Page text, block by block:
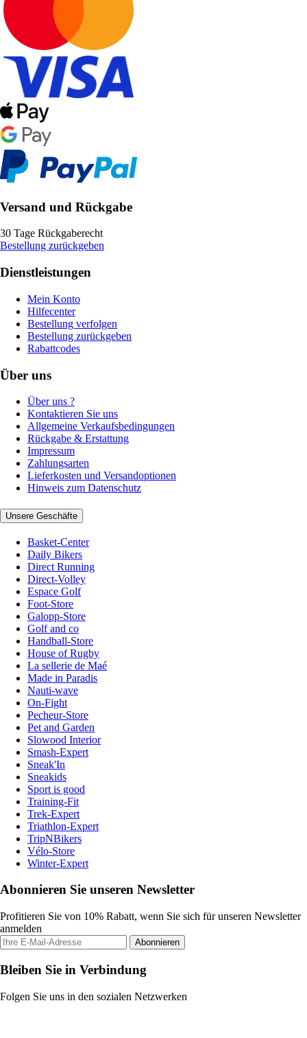
Versand und Rückgabe
30 Tage Rückgaberecht
Bestellung zurückgeben
Dienstleistungen
Mein Konto
Hilfecenter
Bestellung verfolgen
Bestellung zurückgeben
Rabattcodes
Über uns
Über uns ?
Kontaktieren Sie uns
Allgemeine Verkaufsbedingungen
Rückgabe & Erstattung
Impressum
Zahlungsarten
Lieferkosten und Versandoptionen
Hinweis zum Datenschutz
Unsere Geschäfte
Basket-Center
Daily Bikers
Direct Running
Direct-Volley
Espace Golf
Foot-Store
Galopp-Store
Golf and co
Handball-Store
House of Rugby
La sellerie de Maé
Made in Paradis
Nauti-wave
On-Fight
Pecheur-Store
Pet and Garden
Slowood Interior
Smash-Expert
Sneak'In
Sneakids
Sport is good
Training-Fit
Trek-Expert
Triathlon-Expert
TripNBikers
Vélo-Store
Winter-Expert
Abonnieren Sie unseren Newsletter
Profitieren Sie von 10% Rabatt, wenn Sie sich für unseren Newsletter
anmelden
Abonnieren
Bleiben Sie in Verbindung
Folgen Sie uns in den sozialen Netzwerken